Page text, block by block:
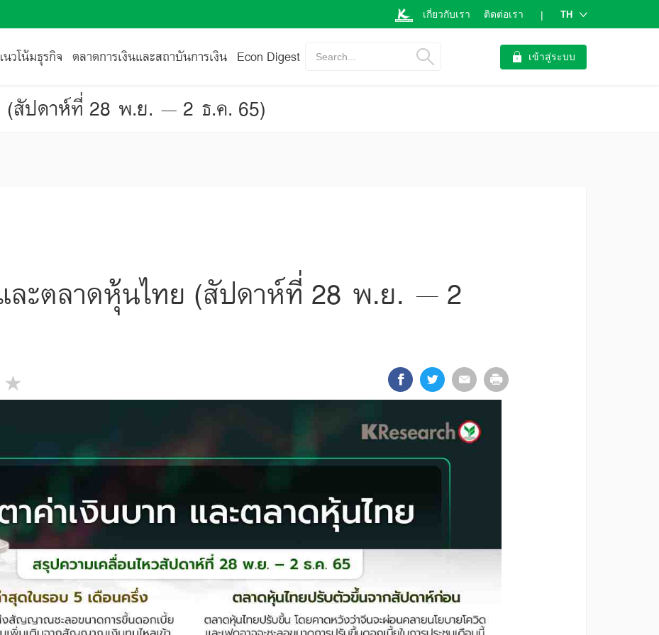
เกี่ยวกับเรา ติดต่อเรา | TH
วโน้มธุรกิจ ตลาดการเงินและสถาบันการเงิน Econ Digest Search... เข้าสู่ระบบ
(สัปดาห์ที่ 28 พ.ย. – 2 ธ.ค. 65)
ละตลาดหุ้นไทย (สัปดาห์ที่ 28 พ.ย. – 2
4 stars